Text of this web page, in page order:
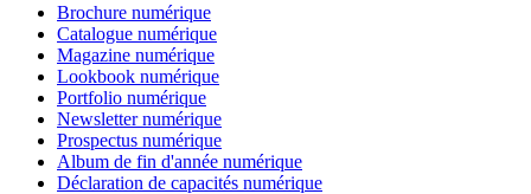
Brochure numérique
Catalogue numérique
Magazine numérique
Lookbook numérique
Portfolio numérique
Newsletter numérique
Prospectus numérique
Album de fin d'année numérique
Déclaration de capacités numérique